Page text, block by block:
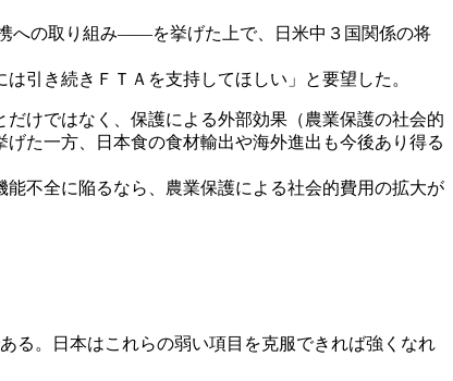
への取り組み――を挙げた上で、日米中３国関係の将
引き続きＦＴＡを支持してほしい」と要望した。
けではなく、保護による外部効果（農業保護の社会的
た一方、日本食の食材輸出や海外進出も今後あり得る
不全に陥るなら、農業保護による社会的費用の拡大が
る。日本はこれらの弱い項目を克服できれば強くなれ